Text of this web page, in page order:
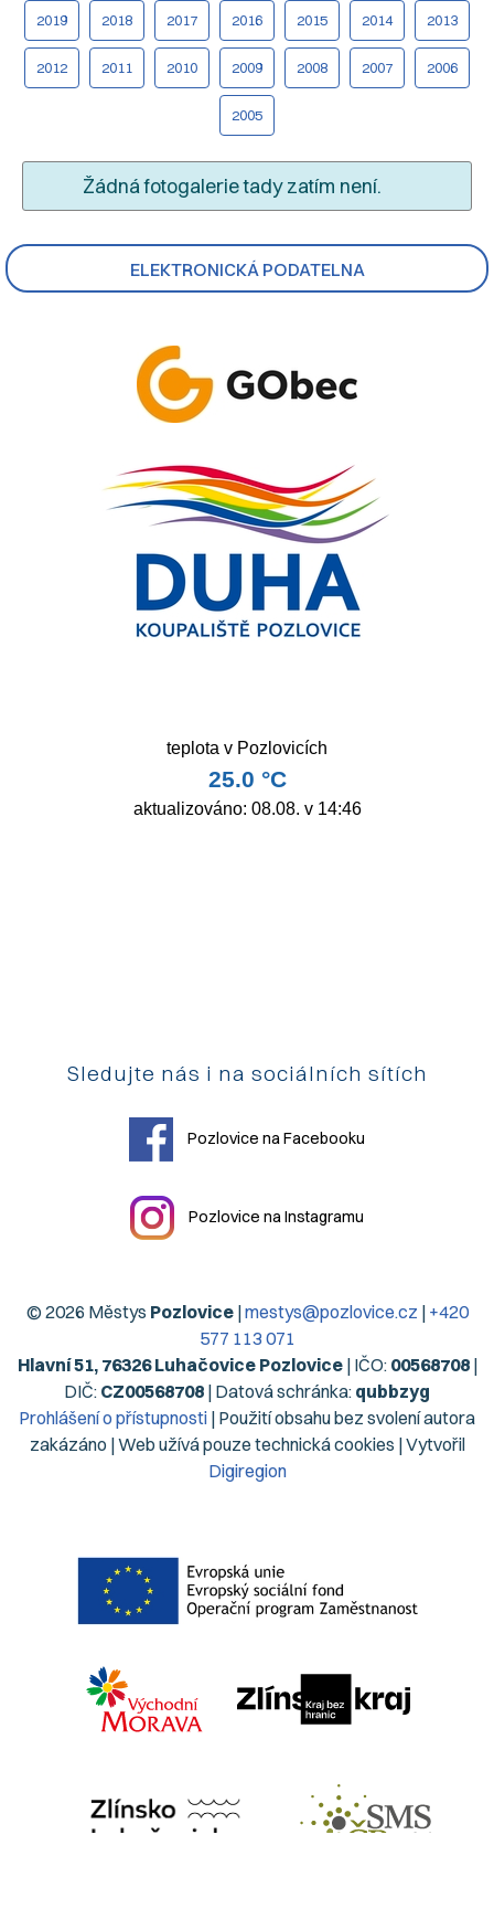
ELEKTRONICKÁ PODATELNA
2019 2018 2017 2016 2015 2014 2013
2012 2011 2010 2009 2008 2007 2006
2005
Žádná fotogalerie tady zatím není.
Sledujte nás i na sociálních sítích
Pozlovice na Facebooku
Pozlovice na Instagramu
© 2026 Městys Pozlovice|mestys@pozlovice.cz | +420
577 113 071
Hlavní 51, 76326 Luhačovice Pozlovice| IČO: 00568708|
DIČ: CZ00568708 | Datová schránka: qubbzyg
Prohlášení o přístupnosti | Použití obsahu bez svolení autora
zakázáno | Web užívá pouze technická cookies | Vytvořil
Digiregion